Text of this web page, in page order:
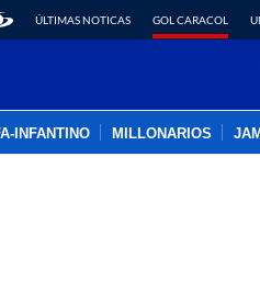
ÚLTIMAS NOTICAS GOL CARACOL
INFANTINO MILLONARIOS